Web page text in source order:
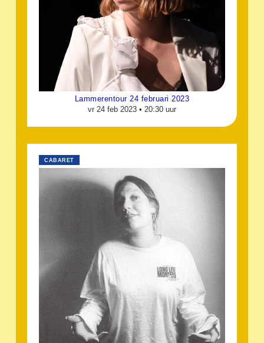
Lammerentour 24 februari 2023
vr 24 feb 2023 • 20:30 uur
CABARET